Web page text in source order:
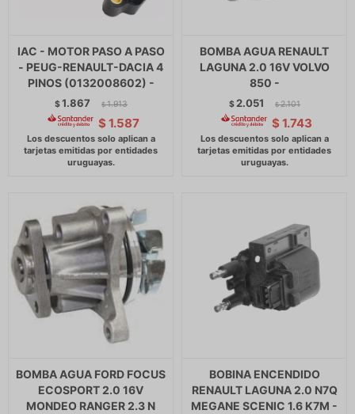
IAC - MOTOR PASO A PASO
- PEUG-RENAULT-DACIA 4
PINOS (0132008602) -
$1.867 $ 1.913
$ 1.587
BOMBA AGUA RENAULT
LAGUNA 2.0 16V VOLVO
850 -
$ 2.051 $ 2.101
$ 1.743
BOMBA AGUA FORD FOCUS
ECOSPORT 2.0 16V
MONDEO RANGER 2.3 N
BOBINA ENCENDIDO
RENAULT LAGUNA 2.0 N7Q
MEGANE SCENIC 1.6 K7M -